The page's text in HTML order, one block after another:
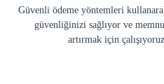
Güvenli ödeme yöntemleri
güvenliğinizi sağlıyor ve
artırmak için çalışıyoruz.